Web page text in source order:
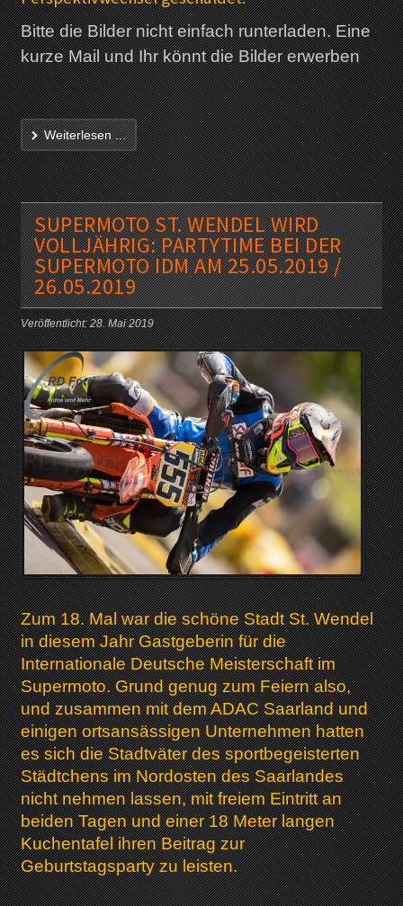
Bitte die Bilder nicht einfach runterladen. Eine
kurze Mail und Ihr könnt die Bilder erwerben
Weiterlesen ...
SUPERMOTO ST. WENDEL WIRD
VOLLJÄHRIG: PARTYTIME BEI DER
SUPERMOTO IDM AM 25.05.2019 /
26.05.2019
Veröffentlicht: 28. Mai 2019
Zum 18. Mal war die schöne Stadt St. Wendel
in diesem Jahr Gastgeberin für die
Internationale Deutsche Meisterschaft im
Supermoto. Grund genug zum Feiern also,
und zusammen mit dem ADAC Saarland und
einigen ortsansässigen Unternehmen hatten
es sich die Stadtväter des sportbegeisterten
Städtchens im Nordosten des Saarlandes
nicht nehmen lassen, mit freiem Eintritt an
beiden Tagen und einer 18 Meter langen
Kuchentafel ihren Beitrag zur
Geburtstagsparty zu leisten.